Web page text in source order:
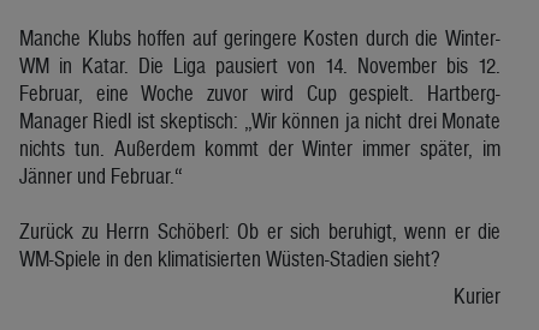
Manche Klubs hoffen auf geringere Kosten durch die Winter-
WM in Katar. Die Liga pausiert von 14. November bis 12.
Februar, eine Woche zuvor wird Cup gespielt. Hartberg-
Manager Riedl ist skeptisch: „Wir können ja nicht drei Monate
nichts tun. Außerdem kommt der Winter immer später, im
Jänner und Februar.“
Zurück zu Herrn Schöberl: Ob er sich beruhigt, wenn er die
WM-Spiele in den klimatisierten Wüsten-Stadien sieht?
Kurier